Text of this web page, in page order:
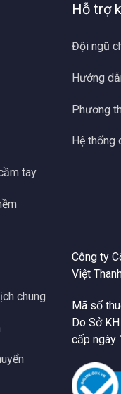
tay
Hỗ trợ
Đội ngũ
Hướng
Phương
Hệ thống
chung
Công ty
Việt
Mã số
Do Sở
cấp